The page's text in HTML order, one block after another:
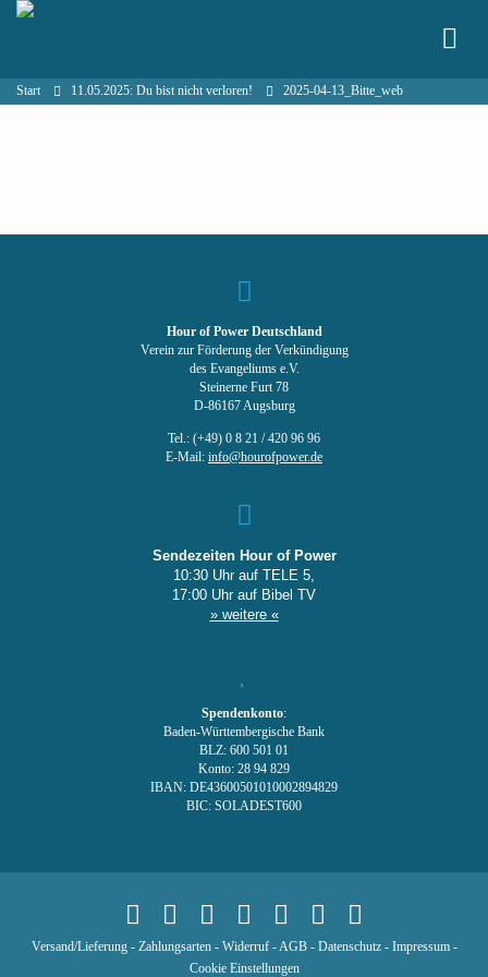
Start 11.05.2025: Du bist nicht verloren! 2025-04-13_Bitte_web
Hour of Power Deutschland
Verein zur Förderung der Verkündigung
des Evangeliums e.V.
Steinerne Furt 78
D-86167 Augsburg
Tel.: (+49) 0 8 21 / 420 96 96
E-Mail: info@hourofpower.de
Sendezeiten Hour of Power
10:30 Uhr auf TELE 5,
17:00 Uhr auf Bibel TV
» weitere «
Spendenkonto:
Baden-Württembergische Bank
BLZ: 600 501 01
Konto: 28 94 829
IBAN: DE43600501010002894829
BIC: SOLADEST600
Versand/Lieferung- Zahlungsarten- Widerruf-AGB- Datenschutz- Impressum-
Cookie Einstellungen